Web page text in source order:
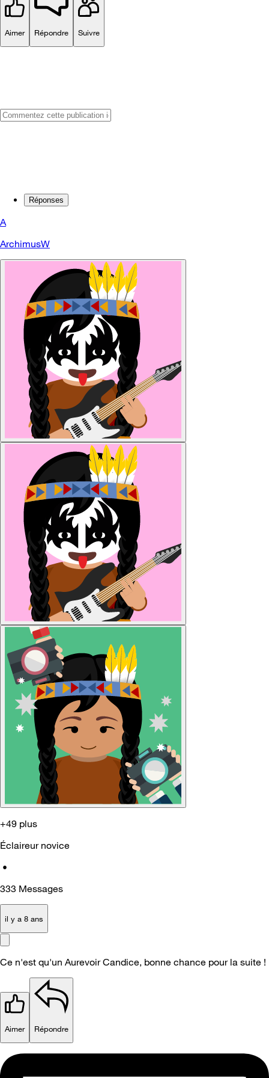
Aimer Répondre Suivre
Réponses
A
ArchimusW
+49 plus
Éclaireur novice
•
333 Messages
il y a 8 ans
Ce n'est qu'un Aurevoir Candice, bonne chance pour la suite !
Aimer Répondre